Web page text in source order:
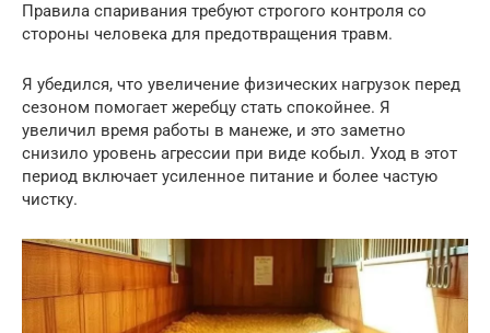
Правила спаривания требуют строгого контроля со
стороны человека для предотвращения травм.
Я убедился, что увеличение физических нагрузок перед
сезоном помогает жеребцу стать спокойнее. Я
увеличил время работы в манеже, и это заметно
снизило уровень агрессии при виде кобыл. Уход в этот
период включает усиленное питание и более частую
чистку.